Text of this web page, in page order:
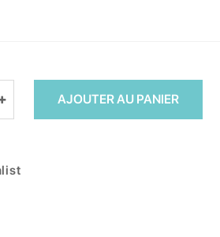
AJOUTER AU PANIER